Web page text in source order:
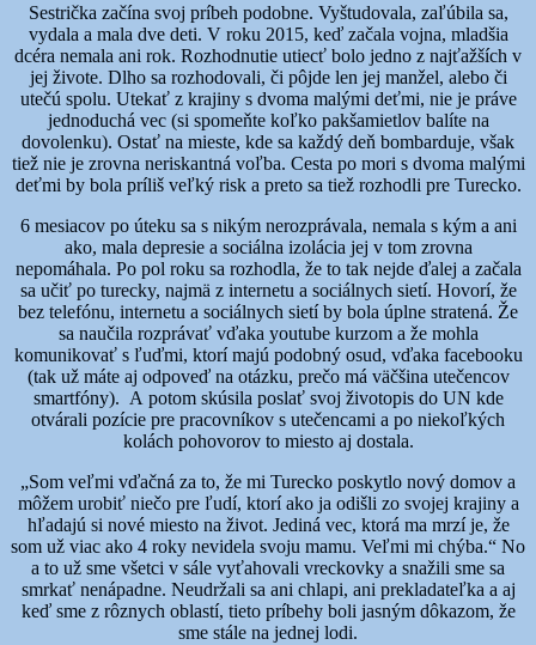
Sestrička začína svoj príbeh podobne. Vyštudovala, zaľúbila sa,
vydala a mala dve deti. V roku 2015, keď začala vojna, mladšia
dcéra nemala ani rok. Rozhodnutie utiecť bolo jedno z najťažších v
jej živote. Dlho sa rozhodovali, či pôjde len jej manžel, alebo či
utečú spolu. Utekať z krajiny s dvoma malými deťmi, nie je práve
jednoduchá vec (si spomeňte koľko pakšamietlov balíte na
dovolenku). Ostať na mieste, kde sa každý deň bombarduje, však
tiež nie je zrovna neriskantná voľba. Cesta po mori s dvoma malými
deťmi by bola príliš veľký risk a preto sa tiež rozhodli pre Turecko.
6 mesiacov po úteku sa s nikým nerozprávala, nemala s kým a ani
ako, mala depresie a sociálna izolácia jej v tom zrovna
nepomáhala. Po pol roku sa rozhodla, že to tak nejde ďalej a začala
sa učiť po turecky, najmä z internetu a sociálnych sietí. Hovorí, že
bez telefónu, internetu a sociálnych sietí by bola úplne stratená. Že
sa naučila rozprávať vďaka youtube kurzom a že mohla
komunikovať s ľuďmi, ktorí majú podobný osud, vďaka facebooku
(tak už máte aj odpoveď na otázku, prečo má väčšina utečencov
smartfóny). A potom skúsila poslať svoj životopis do UN kde
otvárali pozície pre pracovníkov s utečencami a po niekoľkých
kolách pohovorov to miesto aj dostala.
„Som veľmi vďačná za to, že mi Turecko poskytlo nový domov a
môžem urobiť niečo pre ľudí, ktorí ako ja odišli zo svojej krajiny a
hľadajú si nové miesto na život. Jediná vec, ktorá ma mrzí je, že
som už viac ako 4 roky nevidela svoju mamu. Veľmi mi chýba.“ No
a to už sme všetci v sále vyťahovali vreckovky a snažili sme sa
smrkať nenápadne. Neudržali sa ani chlapi, ani prekladateľka a aj
keď sme z rôznych oblastí, tieto príbehy boli jasným dôkazom, že
sme stále na jednej lodi.